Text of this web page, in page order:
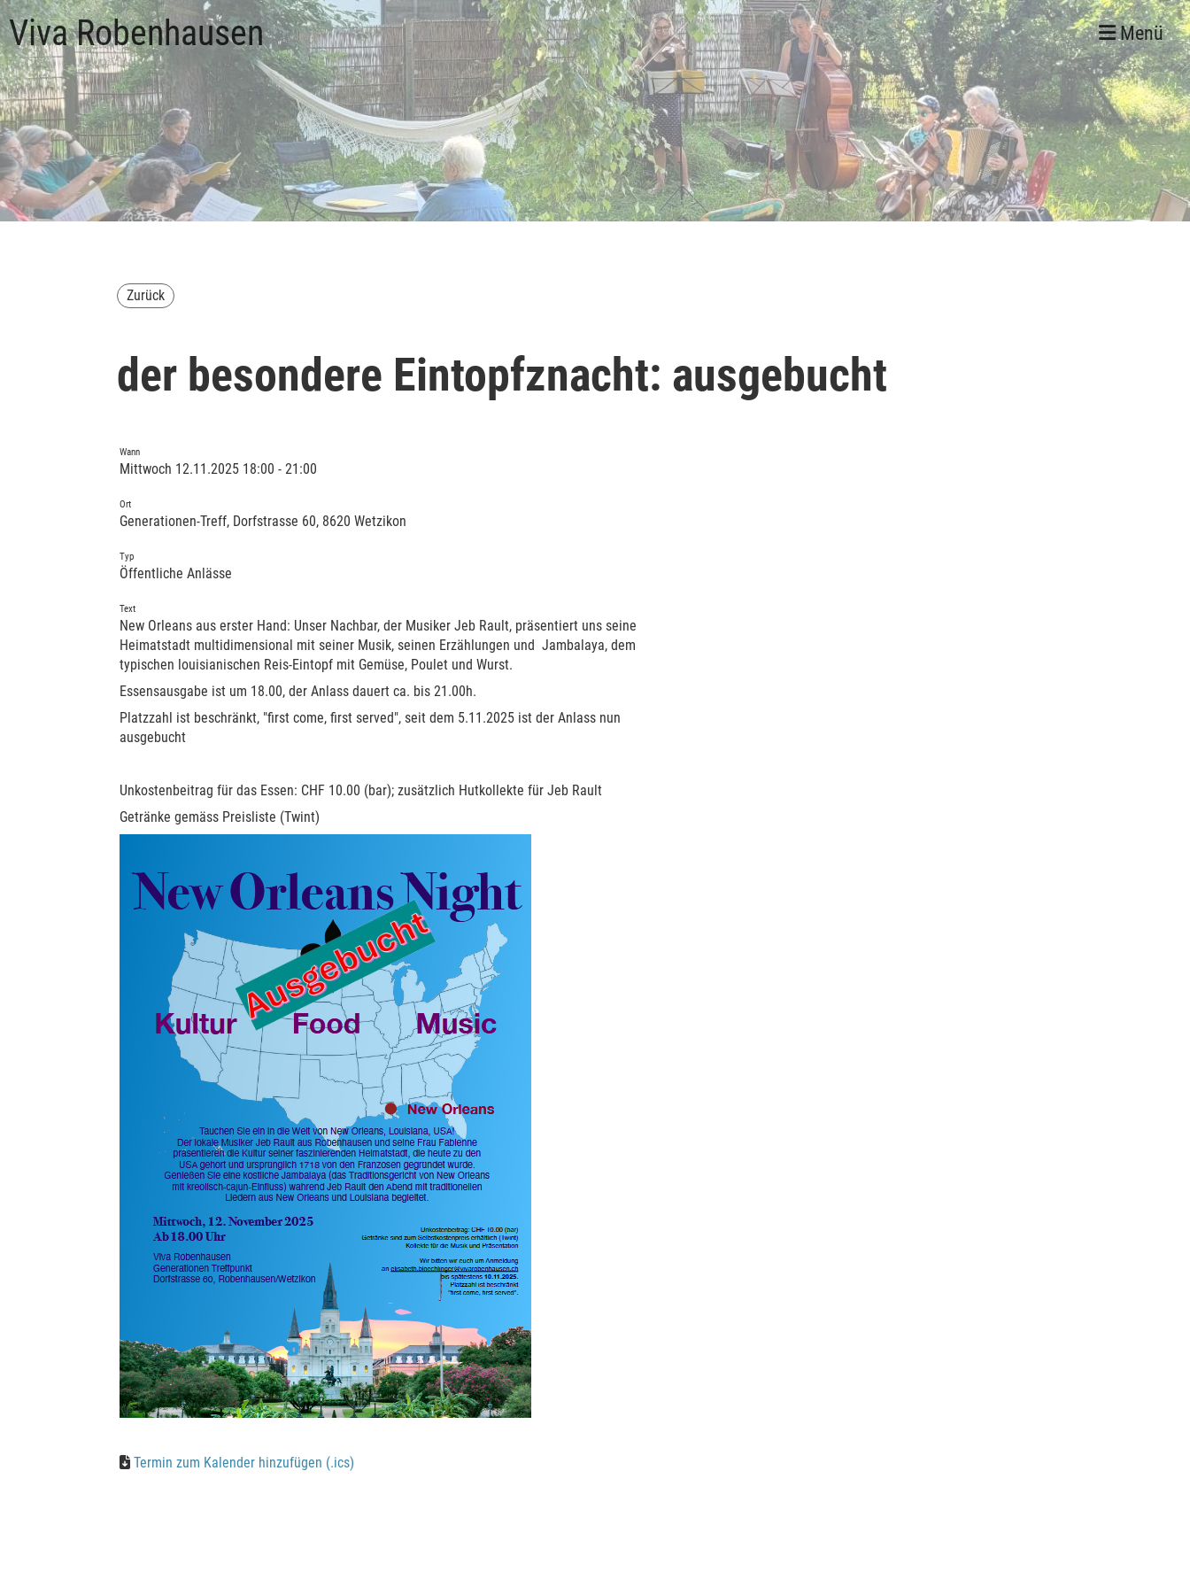
Viva Robenhausen Menü
Zurück
der besondere Eintopfznacht: ausgebucht
Wann
Mittwoch 12.11.2025 18:00 - 21:00
Ort
Generationen-Treff, Dorfstrasse 60, 8620 Wetzikon
Typ
Öffentliche Anlässe
Text
New Orleans aus erster Hand: Unser Nachbar, der Musiker Jeb Rault, präsentiert uns seine
Heimatstadt multidimensional mit seiner Musik, seinen Erzählungen und Jambalaya, dem
typischen louisianischen Reis-Eintopf mit Gemüse, Poulet und Wurst.
Essensausgabe ist um 18.00, der Anlass dauert ca. bis 21.00h.
Platzzahl ist beschränkt, "first come, first served", seit dem 5.11.2025 ist der Anlass nun
ausgebucht
Unkostenbeitrag für das Essen: CHF 10.00 (bar); zusätzlich Hutkollekte für Jeb Rault
Getränke gemäss Preisliste (Twint)
Termin zum Kalender hinzufügen (.ics)